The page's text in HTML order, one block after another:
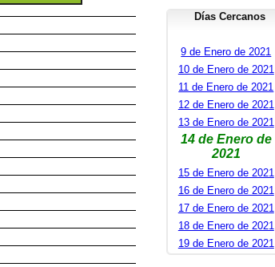
Días Cercanos
9 de Enero de 2021
10 de Enero de 2021
11 de Enero de 2021
12 de Enero de 2021
13 de Enero de 2021
14 de Enero de
2021
15 de Enero de 2021
16 de Enero de 2021
17 de Enero de 2021
18 de Enero de 2021
19 de Enero de 2021